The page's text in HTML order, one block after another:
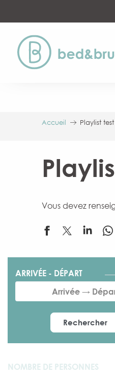
principal
Accueil Playlist test
Vous devez
ARRIVÉE - DÉPART
Rechercher
NOMBRE DE PERSONNES